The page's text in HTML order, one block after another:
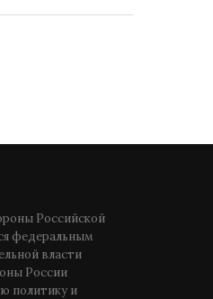
Российской
федеральным
власти
России
политику и